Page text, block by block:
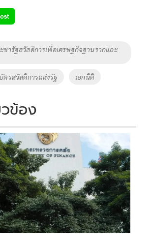
p
y
Li
k
ารัฐสวัสดิการเพื่อเศรษฐกิจฐานรากและ
บัตรสวัสดิการแห่งรัฐ เอกนิติ
ข้อง